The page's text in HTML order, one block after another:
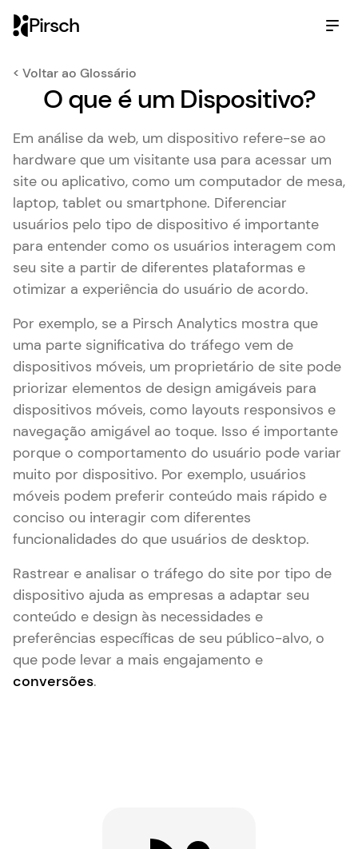
Pirsch
< Voltar ao Glossário
O que é um Dispositivo?
Em análise da web, um dispositivo refere-se ao
hardware que um visitante usa para acessar um
site ou aplicativo, como um computador de mesa,
laptop, tablet ou smartphone. Diferenciar
usuários pelo tipo de dispositivo é importante
para entender como os usuários interagem com
seu site a partir de diferentes plataformas e
otimizar a experiência do usuário de acordo.
Por exemplo, se a Pirsch Analytics mostra que
uma parte significativa do tráfego vem de
dispositivos móveis, um proprietário de site pode
priorizar elementos de design amigáveis para
dispositivos móveis, como layouts responsivos e
navegação amigável ao toque. Isso é importante
porque o comportamento do usuário pode variar
muito por dispositivo. Por exemplo, usuários
móveis podem preferir conteúdo mais rápido e
conciso ou interagir com diferentes
funcionalidades do que usuários de desktop.
Rastrear e analisar o tráfego do site por tipo de
dispositivo ajuda as empresas a adaptar seu
conteúdo e design às necessidades e
preferências específicas de seu público-alvo, o
que pode levar a mais engajamento e
conversões.